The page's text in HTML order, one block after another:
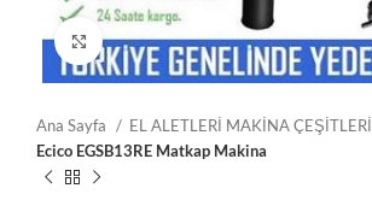
Click to enlarge
Ana Sayfa
EL ALETLERİ MAKİNA ÇEŞİTLERİ
Ecico EGSB13RE Matkap Makina